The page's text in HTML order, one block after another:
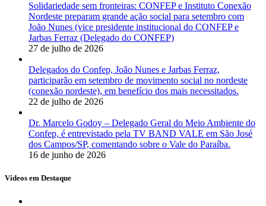
Solidariedade sem fronteiras: CONFEP e Instituto Conexão
Nordeste preparam grande ação social para setembro com
João Nunes (vice presidente institucional do CONFEP e
Jarbas Ferraz (Delegado do CONFEP)
27 de julho de 2026
Delegados do Confep, João Nunes e Jarbas Ferraz,
participarão em setembro de movimento social no nordeste
(conexão nordeste), em benefício dos mais necessitados.
22 de julho de 2026
Dr. Marcelo Godoy – Delegado Geral do Meio Ambiente do
Confep, é entrevistado pela TV BAND VALE em São José
dos Campos/SP, comentando sobre o Vale do Paraíba.
16 de junho de 2026
Vídeos em Destaque